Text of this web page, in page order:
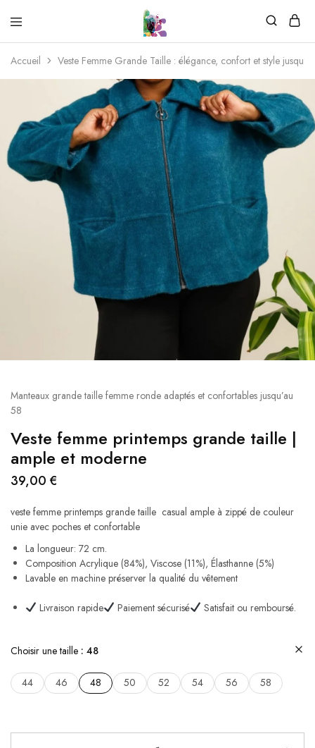
Accueil Veste Femme Grande Taille : élégance, confort et style
Manteaux grande taille femme ronde adaptés et confortables jusqu’au
58
Veste femme printemps grande taille​ |
ample et moderne
39,00 €
veste femme printemps grande taille casual ample à zippé de couleur
unie avec poches et confortable
La longueur: 72 cm.
Composition Acrylique (84%), Viscose (11%), Élasthanne (5%)
Lavable en machine préserver la qualité du vêtement
Livraison rapide Paiement sécurisé Satisfait ou remboursé.
Choisir une taille 48
44 46 48 50 52 54 56 58